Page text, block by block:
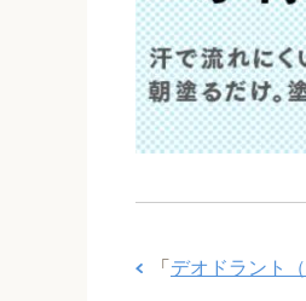
「 デオドラント